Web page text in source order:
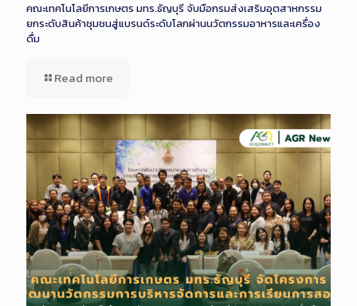
คณะเทคโนโลยีการเกษตร มทร.ธัญบุรี จับมือกรมส่งเสริมอุตสาหกรรม
ยกระดับสินค้าชุมชนสู่แบรนด์ระดับโลกผ่านนวัตกรรมอาหารและเครื่อง
ดื่ม
Read more